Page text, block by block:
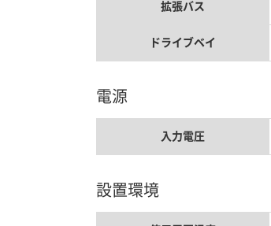
拡張バス
ドライブベイ
電源
入力電圧
設置環境